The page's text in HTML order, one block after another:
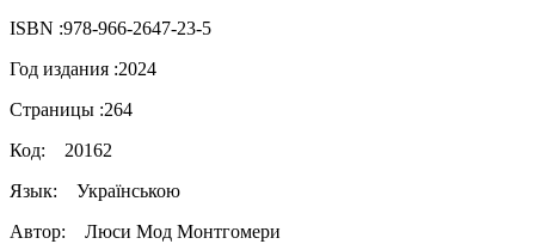
ISBN :978-966-2647-23-5
Год издания :2024
Страницы :264
Код: 20162
Язык: Українською
Автор:
Люси Мод Монтгомери